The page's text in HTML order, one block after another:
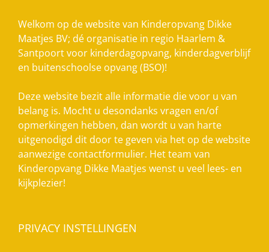
Welkom op de website van Kinderopvang Dikke
Maatjes BV; dé organisatie in regio Haarlem &
Santpoort voor kinderdagopvang, kinderdagverblijf
en buitenschoolse opvang (BSO)!
Deze website bezit alle informatie die voor u van
belang is. Mocht u desondanks vragen en/of
opmerkingen hebben, dan wordt u van harte
uitgenodigd dit door te geven via het op de website
aanwezige contactformulier. Het team van
Kinderopvang Dikke Maatjes wenst u veel lees- en
kijkplezier!
PRIVACY INSTELLINGEN